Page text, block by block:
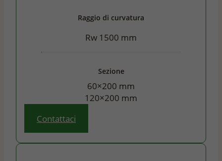
Raggio di curvatura
Rw 1500 mm
Sezione
60×200 mm
120×200 mm
Contattaci